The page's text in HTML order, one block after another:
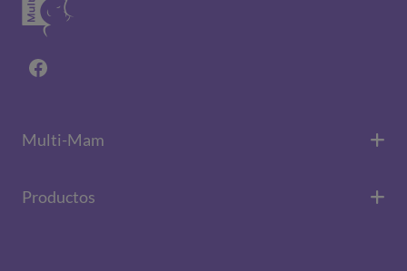
Facebook
Multi-Mam
Productos